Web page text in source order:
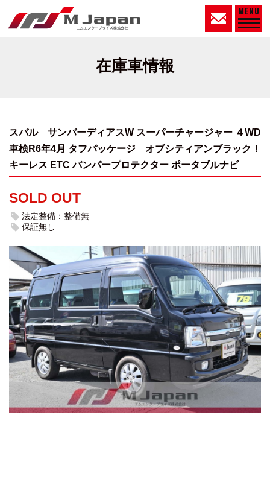
MENU
在庫車情報
スバル サンバーディアスW スーパーチャージャー ４WD
車検R6年4月 タフパッケージ オブシティアンブラック！
キーレス ETC バンパープロテクター ポータブルナビ
SOLD OUT
法定整備：整備無
保証無し